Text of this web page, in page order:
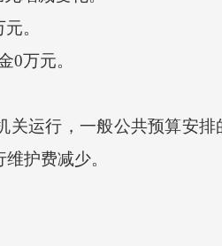
。
万元。
运行，一般公共预算安排
护费减少。